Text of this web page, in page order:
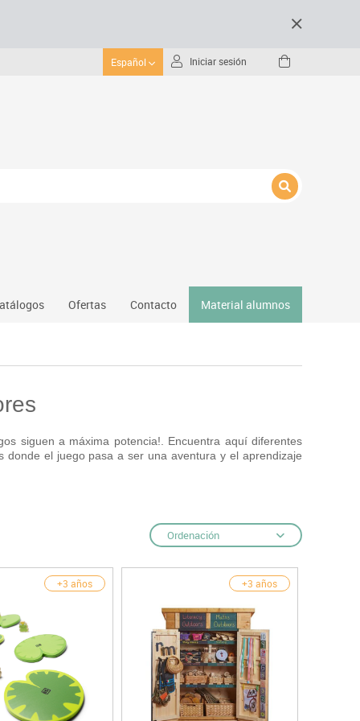
Español Iniciar sesión
Psicomotricidad
Ofertas Contacto Material alumnos
siguen a máxima potencia!. Encuentra aquí diferentes
donde el juego pasa a ser una aventura y el aprendizaje
Ordenación
+3 años +3 años